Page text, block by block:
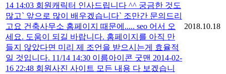
14 14:03 회원캐릭터 인사드립니다 ^^ 궁금한 것도
많고` 앞으로 많이 배우겠습니다` 조만간 문의드리
고요 건축사무소 홈페이지 때문에..... seo 어서 오
세요. 도움이 되길 바랍니다. 홈페이지를 아직 만
들지 않았다면 미리 제 조언을 받으시는게 효율적
일 것입니다. 11/14 14:30 이름아이콘 굿맨 2014-02-
16 22:48 회원사진 사이트 모든 내용 다 보겠습니
2018.10.18